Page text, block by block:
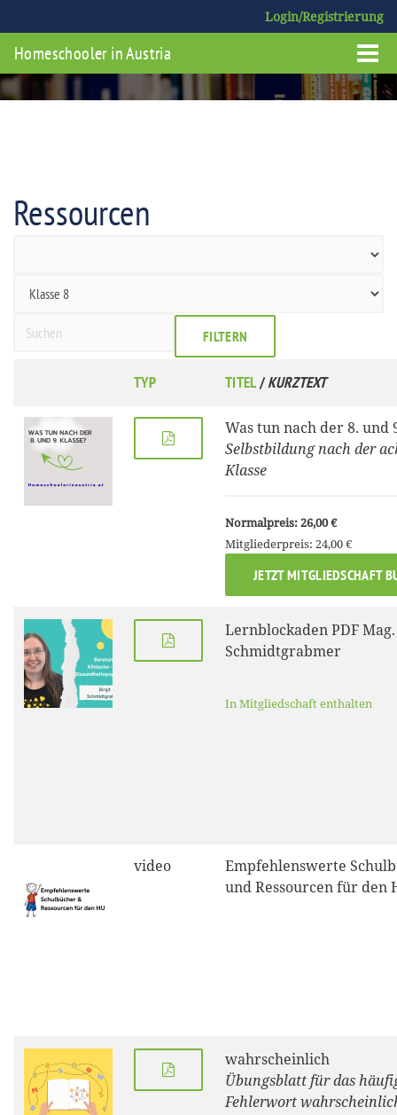
Login/Registrierung
Homeschooler in Austria
Ressourcen
FILTERN
TYP TITEL/KURZTEXT
Was tun nach der 8. und
Selbstbildung nach der
Klasse
Normalpreis: 26,00 €
Mitgliederpreis: 24,00 €
JETZT MITGLIEDSCHAFT
Lernblockaden PDF
Schmidtgrabmer
In Mitgliedschaft enthalten
video
Empfehlenswerte
und Ressourcen für den
wahrscheinlich
Übungsblatt für das
Fehlerwort